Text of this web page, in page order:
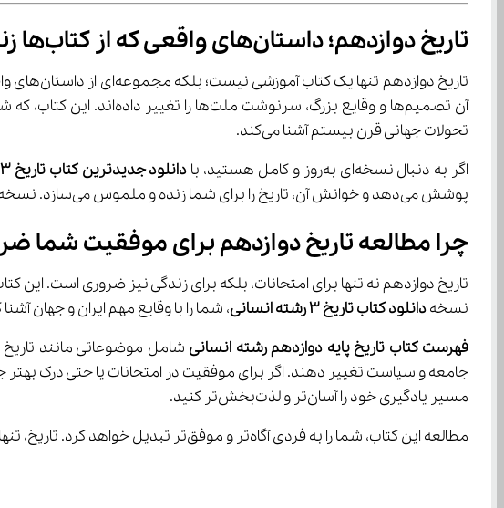
تاریخ دوازدهم؛ داستان‌های واقعی که از کتاب‌ها زنده می شوند
تاریخ دوازدهم تنها یک کتاب آموزشی نیست؛ بلکه مجموعه‌ای از داستان‌های واقعی است که ما را به عمق رویدادهای گذشته می‌برد. با
آن تصمیم‌ها و وقایع بزرگ، سرنوشت ملت‌ها را تغییر داده‌اند. این کتاب، که شامل
تحولات جهانی قرن بیستم آشنا می‌کند.
اگر به دنبال نسخه‌ای به‌روز و کامل هستید، با
دانلود جدیدترین کتاب تاریخ 3
پوشش می‌دهد و خوانش آن، تاریخ را برای شما زنده و ملموس می‌سازد. نسخه
چرا مطالعه تاریخ دوازدهم برای موفقیت شما
نسخه دانلود کتاب تاریخ 3 رشته انسانی
، شما را با وقایع مهم ایران و جهان
فهرست کتاب تاریخ پایه دوازدهم رشته انسانی
جامعه و سیاست تغییر دهند. اگر برای موفقیت در امتحانات یا حتی درک بهتر
مسیر یادگیری خود را آسان‌تر و لذت‌بخش‌تر کنید.
مطالعه این کتاب، شما را به فردی آگاه‌تر و موفق‌تر تبدیل خواهد کرد. تاریخ، تنها متعلق به گذشته نیست؛ بلکه چراغی است که مسیر آینده را روشن می‌کند!